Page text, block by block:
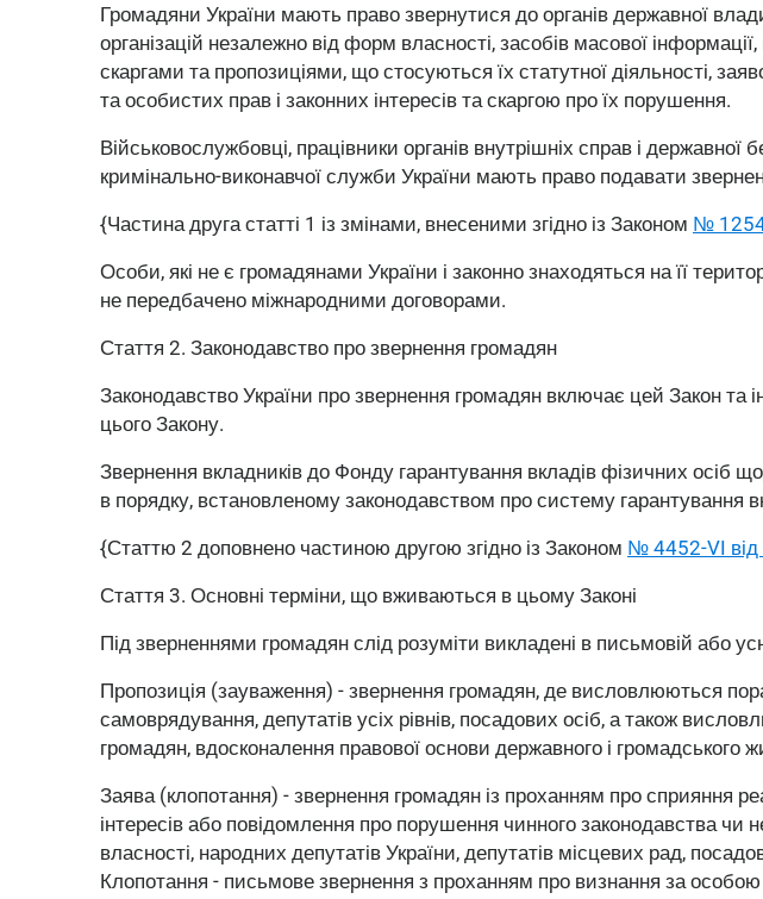
Громадяни України мають право звернутися до органів державної
організацій незалежно від форм власності, засобів масової
скаргами та пропозиціями, що стосуються їх статутної діяльності,
та особистих прав і законних інтересів та скаргою про їх порушення.
Військовослужбовці, працівники органів внутрішніх справ і
кримінально-виконавчої служби України мають право подавати
{Частина друга статті 1 із змінами, внесеними згідно із Законом №
Особи, які не є громадянами України і законно знаходяться на її
не передбачено міжнародними договорами.
Стаття 2. Законодавство про звернення громадян
Законодавство України про звернення громадян включає цей Закон та
цього Закону.
Звернення вкладників до Фонду гарантування вкладів фізичних
в порядку, встановленому законодавством про систему гарантування
{Статтю 2 доповнено частиною другою згідно із Законом № 4452-VI
Стаття 3. Основні терміни, що вживаються в цьому Законі
Під зверненнями громадян слід розуміти викладені в письмовій або
Пропозиція (зауваження) - звернення громадян, де висловлюються
самоврядування, депутатів усіх рівнів, посадових осіб, а також
громадян, вдосконалення правової основи державного і громадського
Заява (клопотання) - звернення громадян із проханням про сприяння
інтересів або повідомлення про порушення чинного законодавства чи
власності, народних депутатів України, депутатів місцевих рад,
Клопотання - письмове звернення з проханням про визнання за